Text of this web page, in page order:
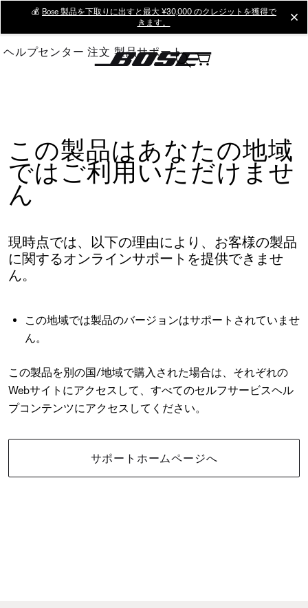
Main
💰 Bose 製品を下取りに出すと最大 ¥30,000 のクレジットを獲得で
きます。
ヘルプセンター 注文 製品サポート
この製品はあなたの地域
ではご利用いただけませ
ん
現時点では、以下の理由により、お客様の製品
に関するオンラインサポートを提供できませ
ん。
この地域では製品のバージョンはサポートされていませ
ん。
この製品を別の国/地域で購入された場合は、それぞれの
Webサイトにアクセスして、すべてのセルフサービスヘル
プコンテンツにアクセスしてください。
サポートホームページへ